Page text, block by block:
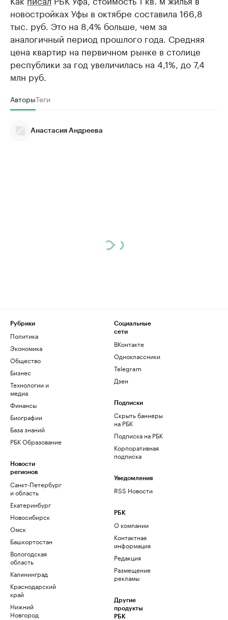
новостройках Уфы в октябре составила 166,8
тыс. руб. Это на 8,4% больше, чем за
аналогичный период прошлого года. Средняя
цена квартир на первичном рынке в столице
республики за год увеличилась на 4,1%, до 7,4
млн руб.
АвторыТеги
Анастасия Андреева
Рубрики
Политика
Экономика
Общество
Бизнес
Технологии и
медиа
Финансы
Биографии
База знаний
РБК Образование
Новости
регионов
Санкт-Петербург
и область
Екатеринбург
Новосибирск
Омск
Башкортостан
Вологодская
область
Калининград
Краснодарский
край
Нижний
Новгород
Социальные
сети
ВКонтакте
Одноклассники
Telegram
Дзен
Подписки
Скрыть баннеры
на РБК
Подписка на РБК
Корпоративная
подписка
Уведомления
RSS Новости
РБК
О компании
Контактная
информация
Редакция
Размещение
рекламы
Другие
продукты
РБК